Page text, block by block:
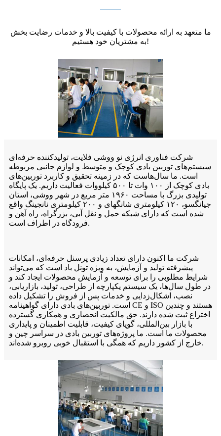
ما متعهد به ارائه محصولات با کیفیت بالا و خدمات رضایت بخش
به مشتریان خود هستیم!
شرکت فناوری انرژی نو ووشی فلایت، تولیدکننده حرفه‌ای
سیستم‌های توربین بادی کوچک و متوسط ​​و لوازم جانبی مربوطه
است. ما سال‌هاست که در زمینه تحقیق و کاربرد توربین‌های
بادی کوچک از ۱۰۰ وات تا ۵۰۰ کیلووات فعالیت داریم. یک پایگاه
تولیدی بزرگ با مساحت ۱۹۶۰ متر مربع در شهر ووشی، استان
جیانگسو، ۱۲۰ کیلومتری شانگهای و ۲۰۰ کیلومتری نانجینگ واقع
شده است که دارای شبکه حمل و نقل آبی، بزرگراه، راه آهن و
فرودگاه در اطراف است.
شرکت ما اکنون دارای تعداد زیادی پرسنل حرفه‌ای، امکانات
پیشرفته تولید و آزمایش، به ویژه تونل باد است که می‌تواند
شرایط مطلوبی را برای توسعه و آزمایش محصولات ایجاد کند و
در طول سال‌ها، یک سیستم یکپارچه از طراحی، تولید، بازاریابی،
نصب، اشکال‌زدایی و خدمات پس از فروش را تشکیل داده
است. توربین‌های بادی دارای گواهینامه CE و ISO هستند و چندین
اختراع ثبت شده دارند. حق مالکیت انحصاری و همکاری گسترده
با بازار بین‌المللی، گویای کیفیت، قابلیت اطمینان و پایداری
محصولات ما است. ما پروژه‌های توربین بادی در سراسر چین و
خارج از کشور داریم که همگی با استقبال خوبی روبرو شده‌اند.